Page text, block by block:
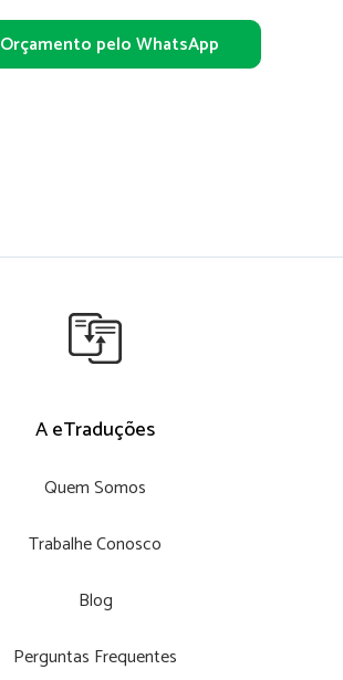
Orçamento pelo WhatsApp
A eTraduções
Quem Somos
Trabalhe Conosco
Blog
Perguntas Frequentes